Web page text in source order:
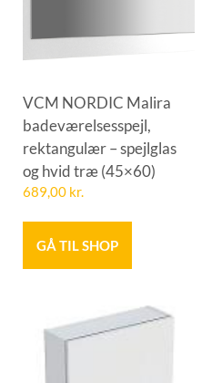
VCM NORDIC Malira
badeværelsesspejl,
rektangulær – spejlglas
og hvid træ (45×60)
689,00 kr.
GÅ TIL SHOP